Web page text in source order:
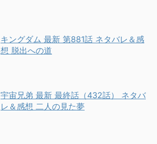
キングダム 最新 第881話 ネタバレ＆感
想 脱出への道
宇宙兄弟 最新 最終話（432話） ネタバ
レ＆感想 二人の見た夢